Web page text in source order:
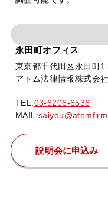
永田町オフィス
東京都千代田区永田町
アトム法律情報株式会社
TEL:03-6206-6536
MAIL:
説明会に申込み